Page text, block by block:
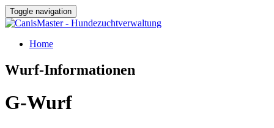
Toggle navigation
Home
Wurf-Informationen
G-Wurf